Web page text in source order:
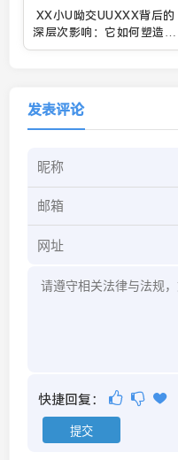
XX小U呦交UUXXX背后的
深层次影响：它如何塑造社
交文化与人际关系？
发表评论
快捷回复：